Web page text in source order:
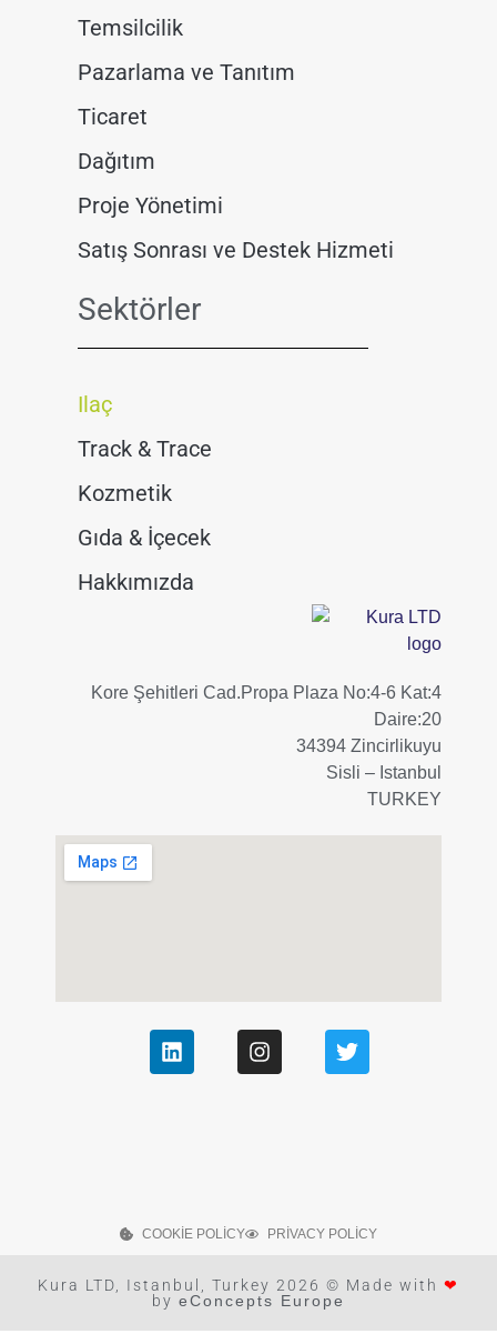
Temsilcilik
Pazarlama ve Tanıtım
Ticaret
Dağıtım
Proje Yönetimi
Satış Sonrası ve Destek Hizmeti
Sektörler​
Ilaç
Track & Trace
Kozmetik
Gıda & İçecek
Hakkımızda
Kore Şehitleri Cad.Propa Plaza No:4-6 Kat:4
Daire:20
34394 Zincirlikuyu
Sisli – Istanbul
TURKEY
COOKIE POLICY PRIVACY POLICY
Kura LTD, Istanbul, Turkey 2026 © Made with ❤
by eConcepts Europe